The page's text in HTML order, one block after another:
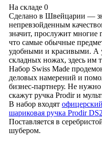
На складе 0
Сделано в Швейцарии —
непревзойденным
значит, прослужит
что самые обычные
удобными и красивыми. А
складных ножах, здесь им
Набор Swiss Made
деловых намерений и
бизнес-партнеру. Не
скажут ручка Prodir и
В набор входят
шариковая ручка Prodir
Поставляется в
шубером.